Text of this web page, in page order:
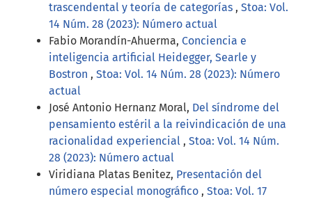
trascendental y teoría de categorías , Stoa: Vol.
14 Núm. 28 (2023): Número actual
Fabio Morandín-Ahuerma, Conciencia e
inteligencia artificial Heidegger, Searle y
Bostron , Stoa: Vol. 14 Núm. 28 (2023): Número
actual
José Antonio Hernanz Moral, Del síndrome del
pensamiento estéril a la reivindicación de una
racionalidad experiencial , Stoa: Vol. 14 Núm.
28 (2023): Número actual
Viridiana Platas Benitez, Presentación del
número especial monográfico , Stoa: Vol. 17